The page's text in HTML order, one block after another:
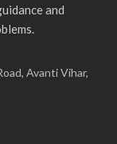
and
Avanti Vihar,